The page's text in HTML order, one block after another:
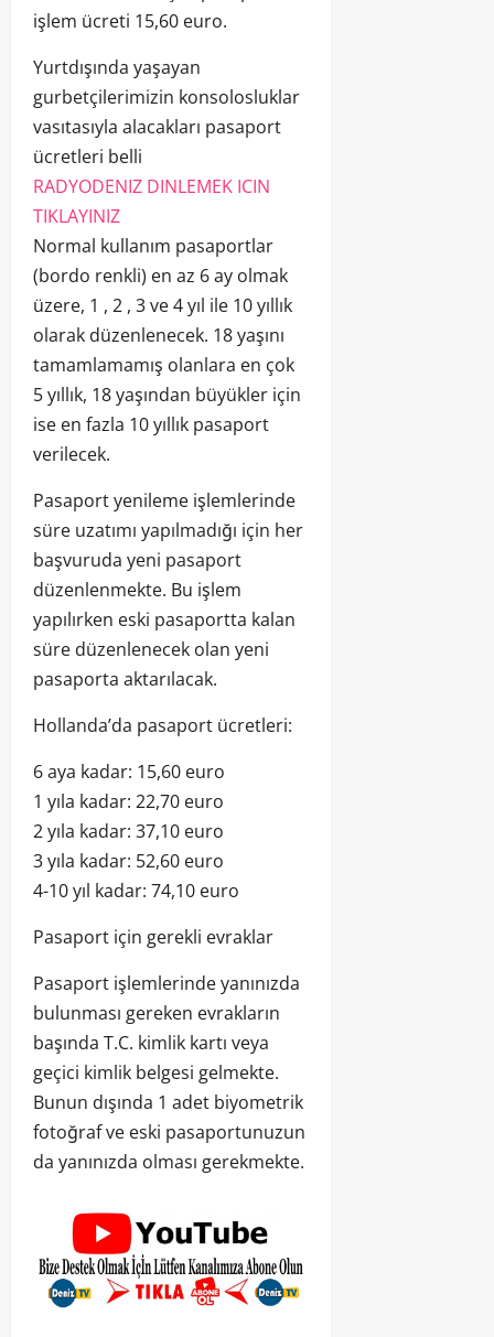
işlem ücreti 15,60 euro.
Yurtdışında yaşayan
gurbetçilerimizin konsolosluklar
vasıtasıyla alacakları pasaport
ücretleri belli
RADYODENIZ DINLEMEK ICIN
TIKLAYINIZ
Normal kullanım pasaportlar
(bordo renkli) en az 6 ay olmak
üzere, 1 , 2 , 3 ve 4 yıl ile 10 yıllık
olarak düzenlenecek. 18 yaşını
tamamlamamış olanlara en çok
5 yıllık, 18 yaşından büyükler için
ise en fazla 10 yıllık pasaport
verilecek.
Pasaport yenileme işlemlerinde
süre uzatımı yapılmadığı için her
başvuruda yeni pasaport
düzenlenmekte. Bu işlem
yapılırken eski pasaportta kalan
süre düzenlenecek olan yeni
pasaporta aktarılacak.
Hollanda’da pasaport ücretleri:
6 aya kadar: 15,60 euro
1 yıla kadar: 22,70 euro
2 yıla kadar: 37,10 euro
3 yıla kadar: 52,60 euro
4-10 yıl kadar: 74,10 euro
Pasaport için gerekli evraklar
Pasaport işlemlerinde yanınızda
bulunması gereken evrakların
başında T.C. kimlik kartı veya
geçici kimlik belgesi gelmekte.
Bunun dışında 1 adet biyometrik
fotoğraf ve eski pasaportunuzun
da yanınızda olması gerekmekte.